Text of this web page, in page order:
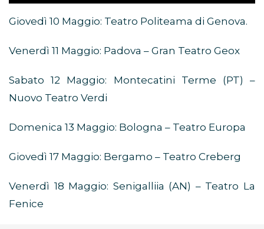
Giovedì 10 Maggio: Teatro Politeama di Genova.
Venerdì 11 Maggio: Padova – Gran Teatro Geox
Sabato 12 Maggio: Montecatini Terme (PT) –
Nuovo Teatro Verdi
Domenica 13 Maggio: Bologna – Teatro Europa
Giovedì 17 Maggio: Bergamo – Teatro Creberg
Venerdì 18 Maggio: Senigalliia (AN) – Teatro La
Fenice